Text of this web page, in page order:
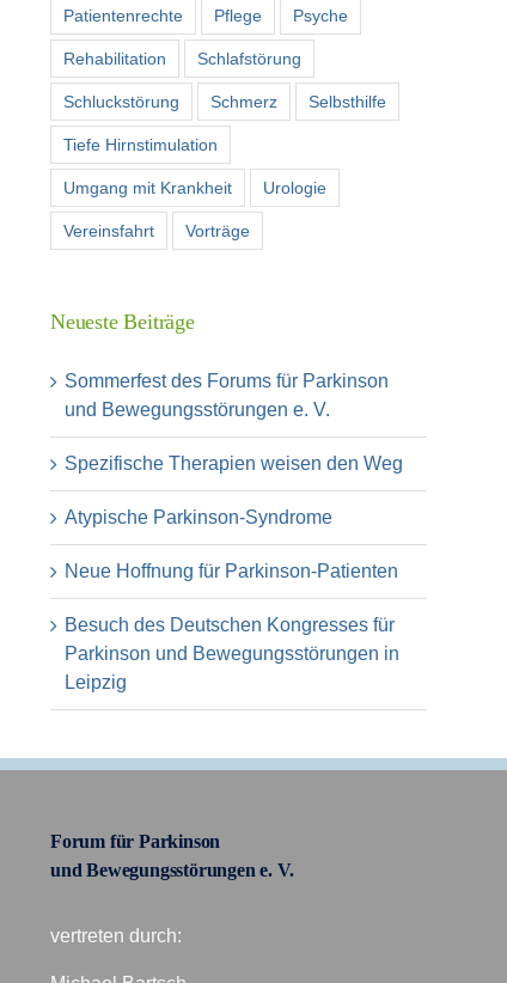
Patientenrechte Pflege Psyche
Rehabilitation Schlafstörung
Schluckstörung Schmerz Selbsthilfe
Tiefe Hirnstimulation
Umgang mit Krankheit Urologie
Vereinsfahrt Vorträge
Neueste Beiträge
Sommerfest des Forums für Parkinson
und Bewegungsstörungen e. V.
Spezifische Therapien weisen den Weg
Atypische Parkinson-Syndrome
Neue Hoffnung für Parkinson-Patienten
Besuch des Deutschen Kongresses für
Parkinson und Bewegungsstörungen in
Leipzig
Forum für Parkinson
und Bewegungsstörungen e. V.
vertreten durch: